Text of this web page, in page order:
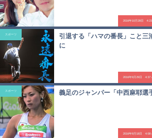
2016年10月28日
引退する「ハマの番長」こと三
に
スポーツ
2016年9月29日 4:37
義足のジャンパー「中西麻耶選
スポーツ
2016年9月18日 4:08